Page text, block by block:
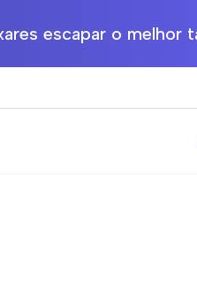
escapar o melhor